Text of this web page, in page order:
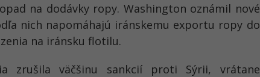
na dodávky ropy. Washington oznámil nové
nich napomáhajú iránskemu exportu ropy do
na iránsku flotilu.
zrušila väčšinu sankcií proti Sýrii, vrátane